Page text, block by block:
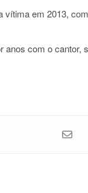
em 2013,
anos com o cantor,